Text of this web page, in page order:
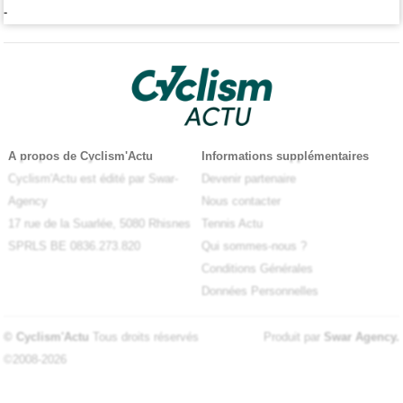
-
A propos de Cyclism'Actu
Cyclism'Actu est édité par Swar-
Agency
17 rue de la Suarlée, 5080 Rhisnes
SPRLS BE 0836.273.820
Informations supplémentaires
Devenir partenaire
Nous contacter
Tennis Actu
Qui sommes-nous ?
Conditions Générales
Données Personnelles
© Cyclism'Actu Tous droits réservés
©2008-2026
Produit par Swar Agency.